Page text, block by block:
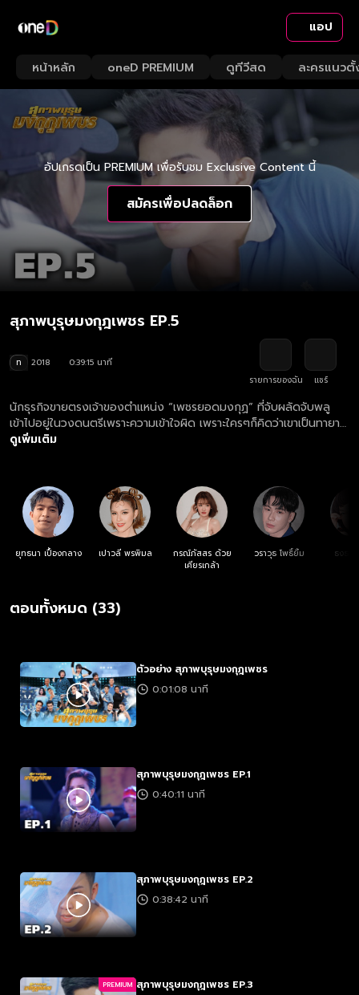
แอป
หน้าหลัก oneD PREMIUM ดูทีวีสด ละครแนวตั้
อัปเกรดเป็น PREMIUM เพื่อรับชม Exclusive Content นี้
สมัครเพื่อปลดล็อก
สุภาพบุรุษมงกุฎเพชร EP.5
ท 2018
0:39:15 นาที
รายการของฉัน
แชร์
นักธุรกิจขายตรงเจ้าของตำแหน่ง “เพชรยอดมงกุฏ” ที่จับผลัดจับพลู
เข้าไปอยู่ในวงดนตรีเพราะความเข้าใจผิด เพราะใครๆก็คิดว่าเขาเป็นทายาท
ผู้ก่อตั้งวงดนตรีที่พึ่งเสียชีวิตไป แต่เรื่องราวกลับไม่ง่ายอย่างที่คิด เมื่อ
ดูเพิ่มเติม
ยุทธนา เปื้องกลาง เปาวลี พรพิมล
กรณ์ภัสสร ด้วย
เศียรเกล้า
วราวุธ โพธิ์ยิ้ม ธงธง
ตอนทั้งหมด (33)
ตัวอย่าง สุภาพบุรุษมงกุฎเพชร
0:01:08 นาที
สุภาพบุรุษมงกุฎเพชร EP.1
0:40:11 นาที
สุภาพบุรุษมงกุฎเพชร EP.2
0:38:42 นาที
PREMIUM สุภาพบุรุษมงกุฎเพชร EP.3